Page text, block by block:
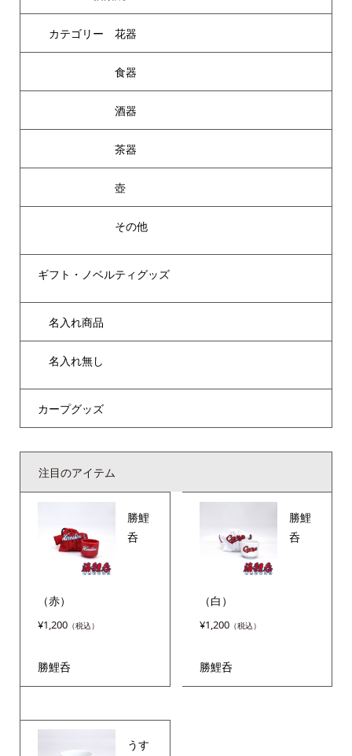
カテゴリー 花器
食器
酒器
茶器
壺
その他
ギフト・ノベルティグッズ
名入れ商品
名入れ無し
カープグッズ
注目のアイテム
勝鯉
呑
（赤）
¥1,200
勝鯉呑
勝鯉
呑
（白）
¥1,200
勝鯉呑
うす